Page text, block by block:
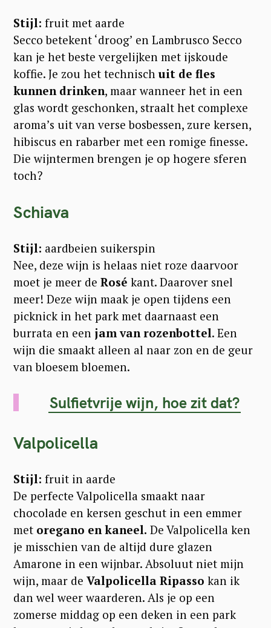
Stijl: fruit met aarde
Secco betekent ‘droog’ en Lambrusco Secco
kan je het beste vergelijken met ijskoude
koffie. Je zou het technisch uit de fles
kunnen drinken, maar wanneer het in een
glas wordt geschonken, straalt het complexe
aroma’s uit van verse bosbessen, zure kersen,
hibiscus en rabarber met een romige finesse.
Die wijntermen brengen je op hogere sferen
toch?
Schiava
Stijl: aardbeien suikerspin
Nee, deze wijn is helaas niet roze daarvoor
moet je meer de Rosé kant. Daarover snel
meer! Deze wijn maak je open tijdens een
picknick in het park met daarnaast een
burrata en een jam van rozenbottel. Een
wijn die smaakt alleen al naar zon en de geur
van bloesem bloemen.
Sulfietvrije wijn, hoe zit dat?
Valpolicella
Stijl: fruit in aarde
De perfecte Valpolicella smaakt naar
chocolade en kersen geschut in een emmer
met oregano en kaneel. De Valpolicella ken
je misschien van de altijd dure glazen
Amarone in een wijnbar. Absoluut niet mijn
wijn, maar de Valpolicella Ripasso kan ik
dan wel weer waarderen. Als je op een
zomerse middag op een deken in een park